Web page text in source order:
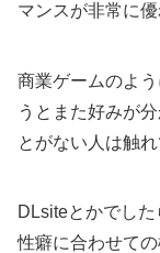
マンスが非常に
商業ゲームのよ
うとまた好みが
とがない人は触
DLsiteとかでし
性癖に合わせて